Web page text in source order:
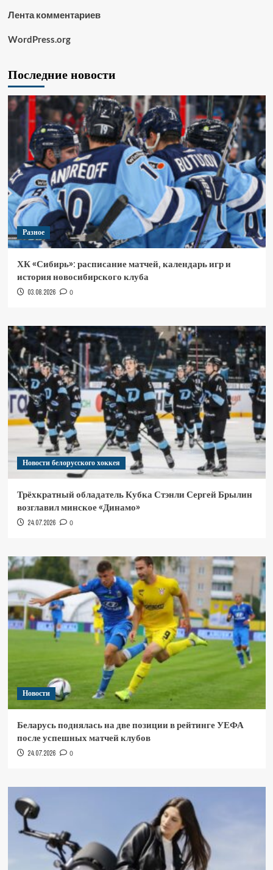
Лента комментариев
WordPress.org
Последние новости
Разное
ХК «Сибирь»: расписание матчей, календарь игр и
история новосибирского клуба
03.08.2026 0
Новости белорусского хоккея
Трёхкратный обладатель Кубка Стэнли Сергей Брылин
возглавил минское «Динамо»
24.07.2026 0
Новости
Беларусь поднялась на две позиции в рейтинге УЕФА
после успешных матчей клубов
24.07.2026 0